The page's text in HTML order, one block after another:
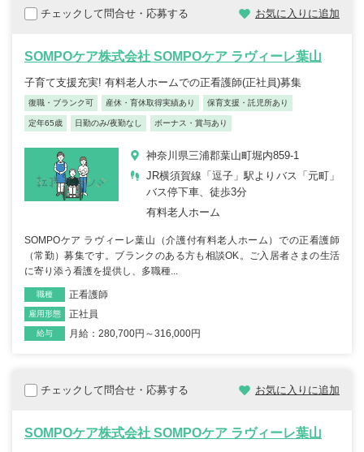
チェックして問合せ・応募する お気に入りに追加
SOMPOケア株式会社 SOMPOケア ラヴィーレ葉山
子育て支援充実! 有料老人ホームでの正看護師(正社員)募集
復職・ブランク可 産休・育休取得実績あり 保育支援・託児所あり
定年65歳 日勤のみ/夜勤なし ボーナス・賞与あり
神奈川県三浦郡葉山町堀内859-1
JR横須賀線「逗子」駅よりバス「元町」
バス停下車、徒歩3分
有料老人ホーム
SOMPOケア ラヴィーレ葉山（介護付有料老人ホーム）での正看護師
（常勤）募集です。ブランクのある方も相談OK。ご入居者さまの生活
に寄り添う看護を提供し、多職種...
職種 正看護師
雇用形態 正社員
給与 月給：280,700円～316,000円
チェックして問合せ・応募する お気に入りに追加
SOMPOケア株式会社 SOMPOケア ラヴィーレ葉山